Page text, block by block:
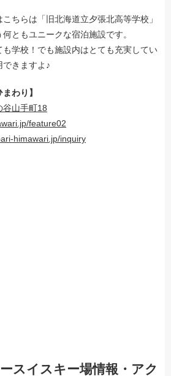
こちらは「旧北海道立夕張北高等学校」
ともユニークな宿泊施設です。
学校！でも施設内はとても充実してい
できますよ♪
わり】
谷山手町18
feature02
himawari.jp/inquiry
スイスキー場情報・アク